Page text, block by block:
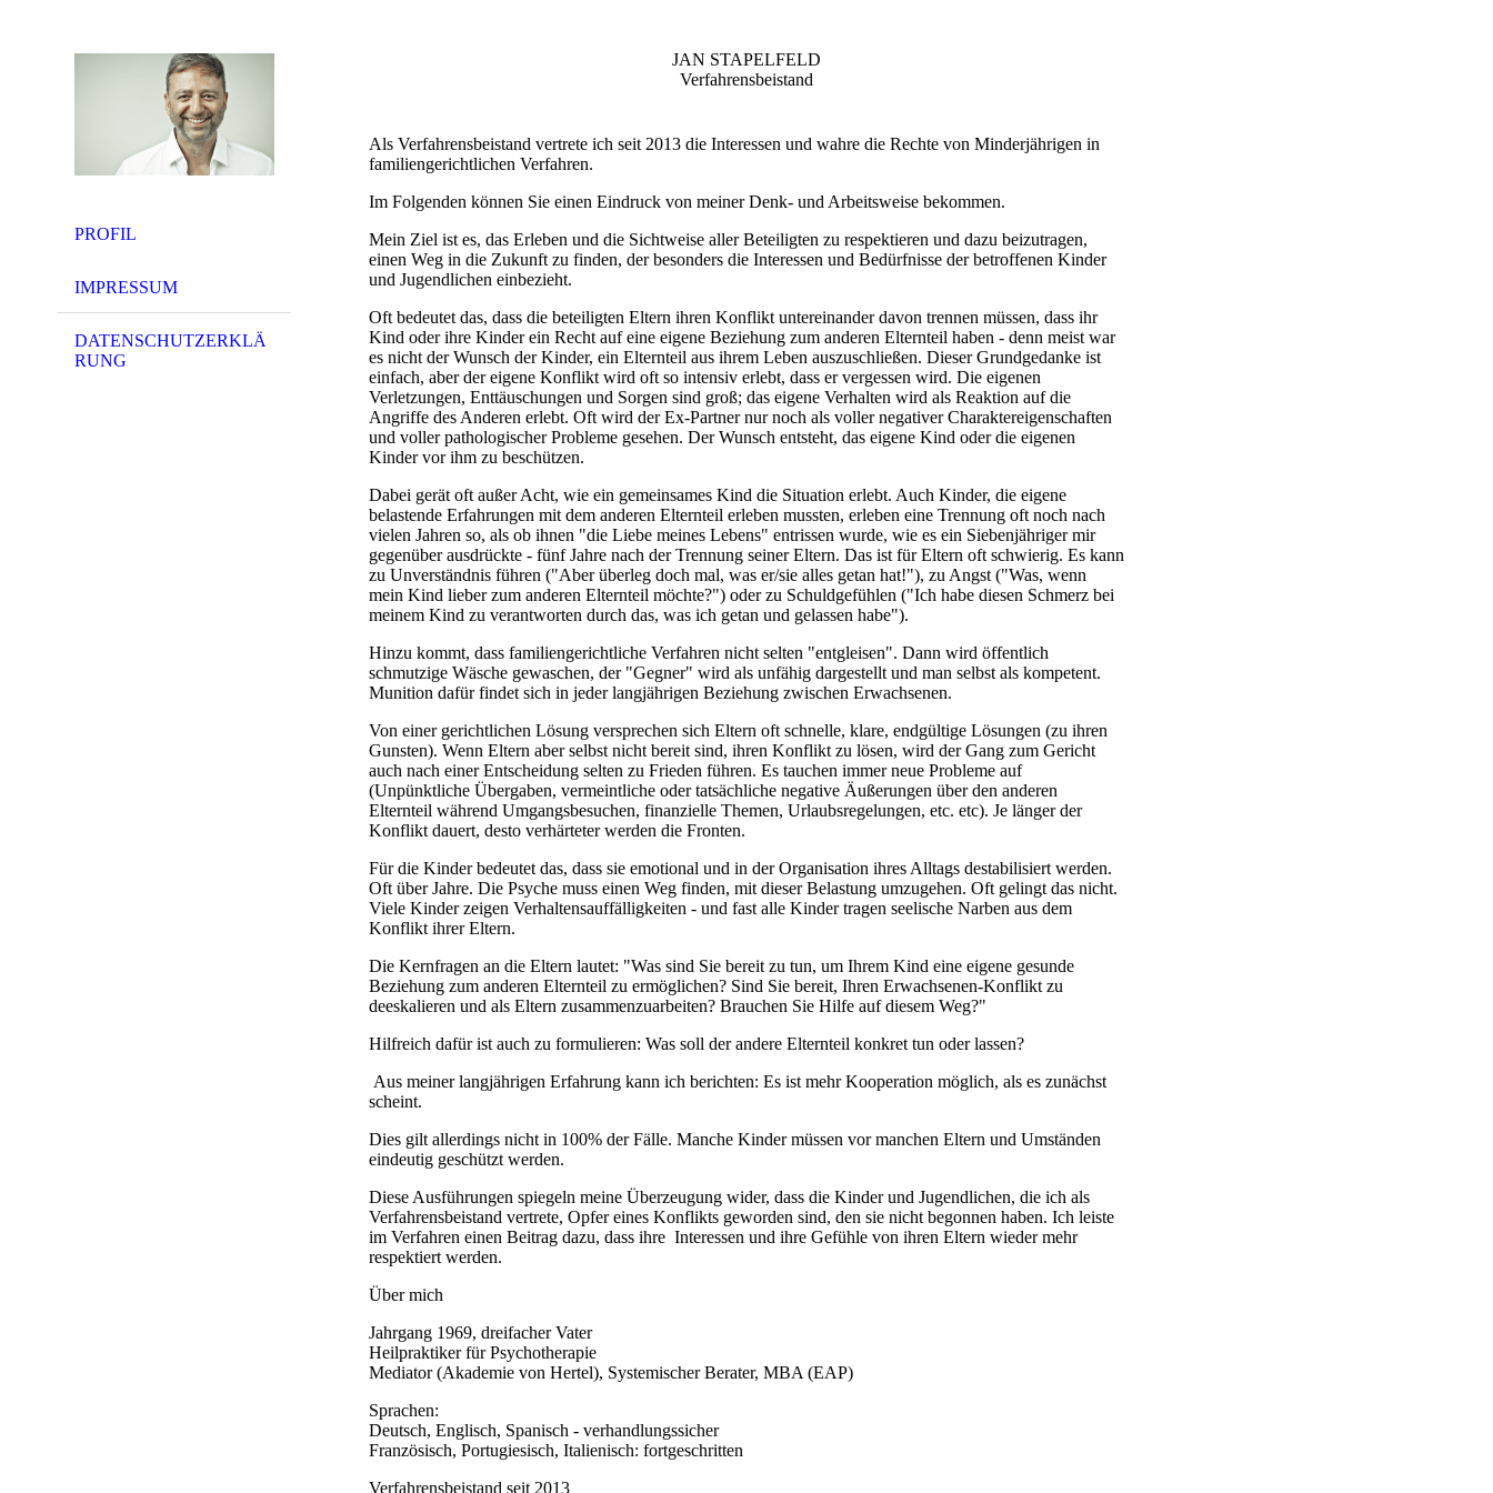
PROFIL
IMPRESSUM
DATENSCHUTZERKLÄ
RUNG
JAN STAPELFELD
Verfahrensbeistand
Als Verfahrensbeistand vertrete ich seit 2013 die Interessen und wahre die Rechte von Minderjährigen in
familiengerichtlichen Verfahren.
Im Folgenden können Sie einen Eindruck von meiner Denk- und Arbeitsweise bekommen.
Mein Ziel ist es, das Erleben und die Sichtweise aller Beteiligten zu respektieren und dazu beizutragen,
einen Weg in die Zukunft zu finden, der besonders die Interessen und Bedürfnisse der betroffenen Kinder
und Jugendlichen einbezieht.
Oft bedeutet das, dass die beteiligten Eltern ihren Konflikt untereinander davon trennen müssen, dass ihr
Kind oder ihre Kinder ein Recht auf eine eigene Beziehung zum anderen Elternteil haben - denn meist war
es nicht der Wunsch der Kinder, ein Elternteil aus ihrem Leben auszuschließen. Dieser Grundgedanke ist
einfach, aber der eigene Konflikt wird oft so intensiv erlebt, dass er vergessen wird. Die eigenen
Verletzungen, Enttäuschungen und Sorgen sind groß; das eigene Verhalten wird als Reaktion auf die
Angriffe des Anderen erlebt. Oft wird der Ex-Partner nur noch als voller negativer Charaktereigenschaften
und voller pathologischer Probleme gesehen. Der Wunsch entsteht, das eigene Kind oder die eigenen
Kinder vor ihm zu beschützen.
Dabei gerät oft außer Acht, wie ein gemeinsames Kind die Situation erlebt. Auch Kinder, die eigene
belastende Erfahrungen mit dem anderen Elternteil erleben mussten, erleben eine Trennung oft noch nach
vielen Jahren so, als ob ihnen "die Liebe meines Lebens" entrissen wurde, wie es ein Siebenjähriger mir
gegenüber ausdrückte - fünf Jahre nach der Trennung seiner Eltern. Das ist für Eltern oft schwierig. Es kann
zu Unverständnis führen ("Aber überleg doch mal, was er/sie alles getan hat!"), zu Angst ("Was, wenn
mein Kind lieber zum anderen Elternteil möchte?") oder zu Schuldgefühlen ("Ich habe diesen Schmerz bei
meinem Kind zu verantworten durch das, was ich getan und gelassen habe").
Hinzu kommt, dass familiengerichtliche Verfahren nicht selten "entgleisen". Dann wird öffentlich
schmutzige Wäsche gewaschen, der "Gegner" wird als unfähig dargestellt und man selbst als kompetent.
Munition dafür findet sich in jeder langjährigen Beziehung zwischen Erwachsenen.
Von einer gerichtlichen Lösung versprechen sich Eltern oft schnelle, klare, endgültige Lösungen (zu ihren
Gunsten). Wenn Eltern aber selbst nicht bereit sind, ihren Konflikt zu lösen, wird der Gang zum Gericht
auch nach einer Entscheidung selten zu Frieden führen. Es tauchen immer neue Probleme auf
(Unpünktliche Übergaben, vermeintliche oder tatsächliche negative Äußerungen über den anderen
Elternteil während Umgangsbesuchen, finanzielle Themen, Urlaubsregelungen, etc. etc). Je länger der
Konflikt dauert, desto verhärteter werden die Fronten.
Für die Kinder bedeutet das, dass sie emotional und in der Organisation ihres Alltags destabilisiert werden.
Oft über Jahre. Die Psyche muss einen Weg finden, mit dieser Belastung umzugehen. Oft gelingt das nicht.
Viele Kinder zeigen Verhaltensauffälligkeiten - und fast alle Kinder tragen seelische Narben aus dem
Konflikt ihrer Eltern.
Die Kernfragen an die Eltern lautet: "Was sind Sie bereit zu tun, um Ihrem Kind eine eigene gesunde
Beziehung zum anderen Elternteil zu ermöglichen? Sind Sie bereit, Ihren Erwachsenen-Konflikt zu
deeskalieren und als Eltern zusammenzuarbeiten? Brauchen Sie Hilfe auf diesem Weg?"
Hilfreich dafür ist auch zu formulieren: Was soll der andere Elternteil konkret tun oder lassen?
Aus meiner langjährigen Erfahrung kann ich berichten: Es ist mehr Kooperation möglich, als es zunächst
scheint.
Dies gilt allerdings nicht in 100% der Fälle. Manche Kinder müssen vor manchen Eltern und Umständen
eindeutig geschützt werden.
Diese Ausführungen spiegeln meine Überzeugung wider, dass die Kinder und Jugendlichen, die ich als
Verfahrensbeistand vertrete, Opfer eines Konflikts geworden sind, den sie nicht begonnen haben. Ich leiste
im Verfahren einen Beitrag dazu, dass ihre Interessen und ihre Gefühle von ihren Eltern wieder mehr
respektiert werden.
Über mich
Jahrgang 1969, dreifacher Vater
Heilpraktiker für Psychotherapie
Mediator (Akademie von Hertel), Systemischer Berater, MBA (EAP)
Sprachen:
Deutsch, Englisch, Spanisch - verhandlungssicher
Französisch, Portugiesisch, Italienisch: fortgeschritten
Verfahrensbeistand seit 2013